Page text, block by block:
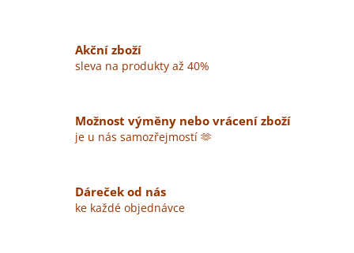
Akční zboží
sleva na produkty až 40%
Možnost výměny nebo vrácení zboží
je u nás samozřejmostí 🫶
Dáreček od nás
ke každé objednávce